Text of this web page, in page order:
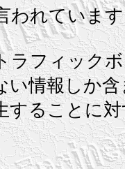
われていま
ラフィック
い情報しか
することに